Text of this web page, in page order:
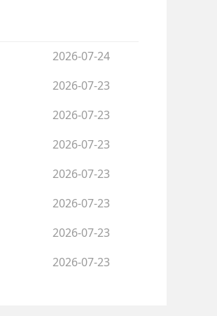
2026-07-24
2026-07-23
2026-07-23
2026-07-23
2026-07-23
2026-07-23
2026-07-23
2026-07-23